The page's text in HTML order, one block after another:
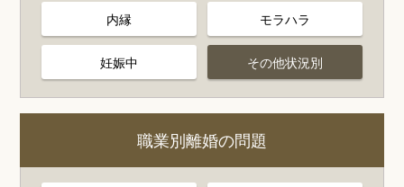
内縁 モラハラ
妊娠中 その他状況別
職業別離婚の問題